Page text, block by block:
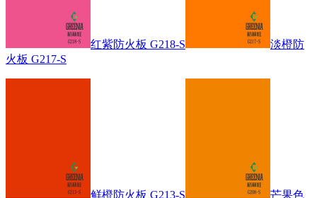
红紫防火板 G218-S
淡橙防
火板 G217-S
鲜橙防火板 G213-S
芒果色